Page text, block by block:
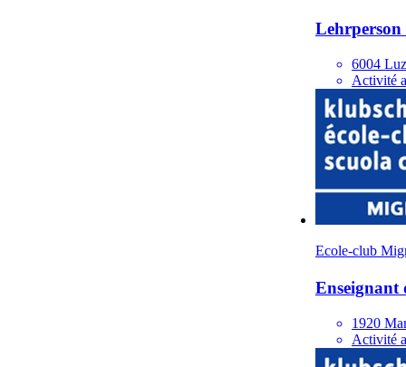
6004
Activité
Ecole-club
Enseignant
1920
Activité